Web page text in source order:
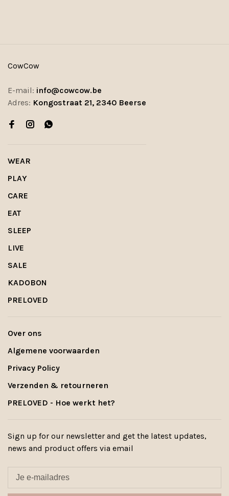
CowCow
E-mail: info@cowcow.be
Adres: Kongostraat 21, 2340 Beerse
WEAR
PLAY
CARE
EAT
SLEEP
LIVE
SALE
KADOBON
PRELOVED
Over ons
Algemene voorwaarden
Privacy Policy
Verzenden & retourneren
PRELOVED - Hoe werkt het?
Sign up for our newsletter and get the latest updates,
news and product offers via email